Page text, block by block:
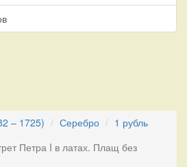
– 1725) Серебро
1 рубль
Петра I в латах. Плащ без